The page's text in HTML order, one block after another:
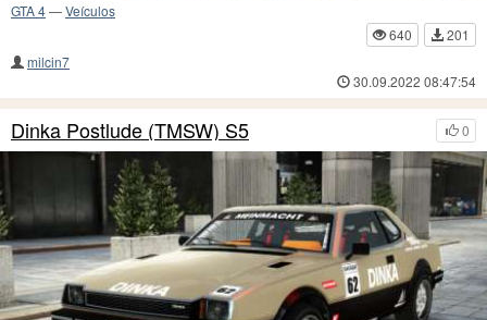
GTA 4—Veículos
640
201
milcin7
30.09.2022 08:47:54
0
Dinka Postlude (TMSW) S5